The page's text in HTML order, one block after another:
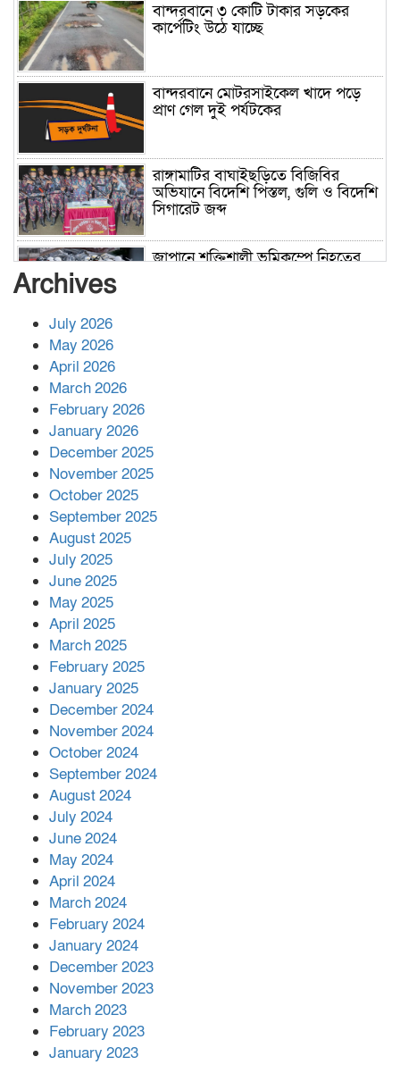
বান্দরবানে ৩ কোটি টাকার সড়কের
কার্পেটিং উঠে যাচ্ছে
বান্দরবানে মোটরসাইকেল খাদে পড়ে
প্রাণ গেল দুই পর্যটকের
রাঙ্গামাটির বাঘাইছড়িতে বিজিবির
অভিযানে বিদেশি পিস্তল, গুলি ও বিদেশি
সিগারেট জব্দ
জাপানে শক্তিশালী ভূমিকম্পে নিহতের
পর ফোন তারেক রহমানের,গ্যাস সঙ্কট
সহায়তা দিলেন সাচিং প্রু জেরী
Archives
July 2026
May 2026
April 2026
March 2026
February 2026
January 2026
December 2025
November 2025
October 2025
September 2025
August 2025
July 2025
June 2025
May 2025
April 2025
March 2025
February 2025
January 2025
December 2024
November 2024
October 2024
September 2024
August 2024
July 2024
June 2024
May 2024
April 2024
March 2024
February 2024
January 2024
December 2023
November 2023
March 2023
February 2023
January 2023